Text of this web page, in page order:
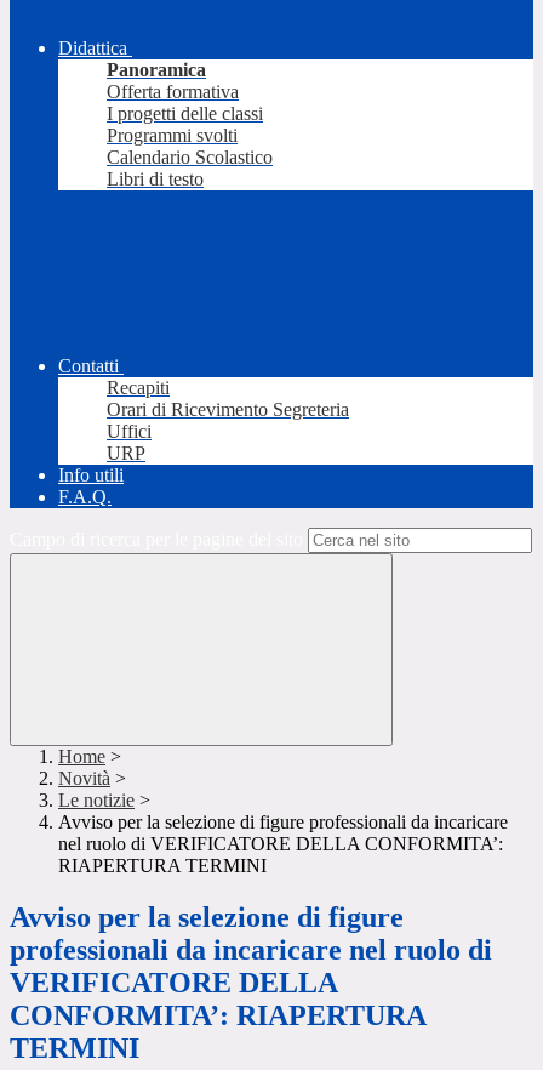
Didattica
Panoramica
Offerta formativa
I progetti delle classi
Programmi svolti
Calendario Scolastico
Libri di testo
Contatti
Recapiti
Orari di Ricevimento Segreteria
Uffici
URP
Info utili
F.A.Q.
Home >
Novità >
Le notizie >
Avviso per la selezione di figure professionali da incaricare
nel ruolo di VERIFICATORE DELLA CONFORMITA’:
RIAPERTURA TERMINI
Avviso per la selezione di figure
professionali da incaricare nel ruolo di
VERIFICATORE DELLA
CONFORMITA’: RIAPERTURA
TERMINI